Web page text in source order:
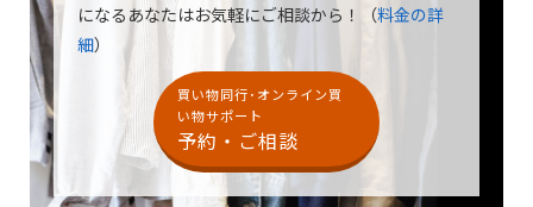
になるあなたはお気軽にご相談から！（料金の詳
細）
買い物同行･オンライン買
い物サポート
予約・ご相談